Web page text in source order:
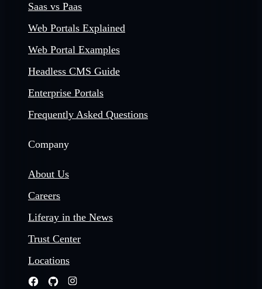
Saas vs Paas
Web Portals Explained
Web Portal Examples
Headless CMS Guide
Enterprise Portals
Frequently Asked Questions
Company
About Us
Careers
Liferay in the News
Trust Center
Locations